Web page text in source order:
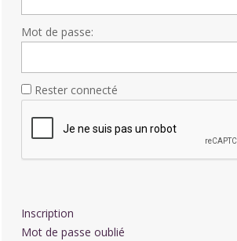
Mot de passe:
Rester connecté
Inscription
Mot de passe oublié